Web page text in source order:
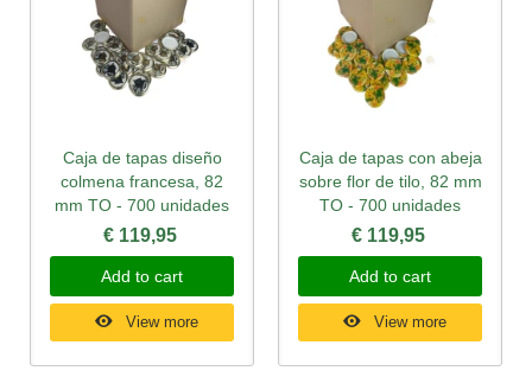
Caja de tapas diseño
colmena francesa, 82
mm TO - 700 unidades
€ 119,95
Add to cart
View more
Caja de tapas con abeja
sobre flor de tilo, 82 mm
TO - 700 unidades
€ 119,95
Add to cart
View more